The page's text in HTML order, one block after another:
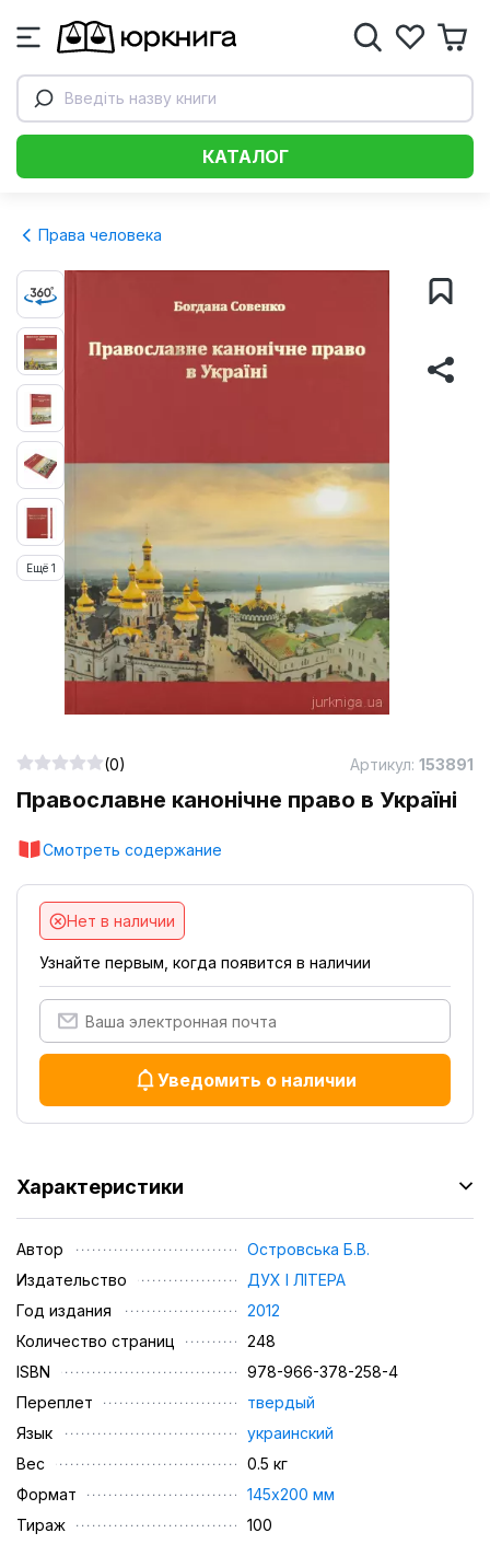
Введіть назву книги
КАТАЛОГ
Права человека
Православне канонічне право в Україні
Смотреть содержание
(0) Артикул: 153891
Ещё 1
Нет в наличии
Узнайте первым, когда появится в наличии
Уведомить о наличии
Характеристики
Автор
Островська Б.В.
Издательство
ДУХ І ЛІТЕРА
Год издания
2012
Количество страниц
248
ISBN
978-966-378-258-4
Переплет
твердый
Язык
украинский
Вес
0.5 кг
Формат
145х200 мм
Тираж
100